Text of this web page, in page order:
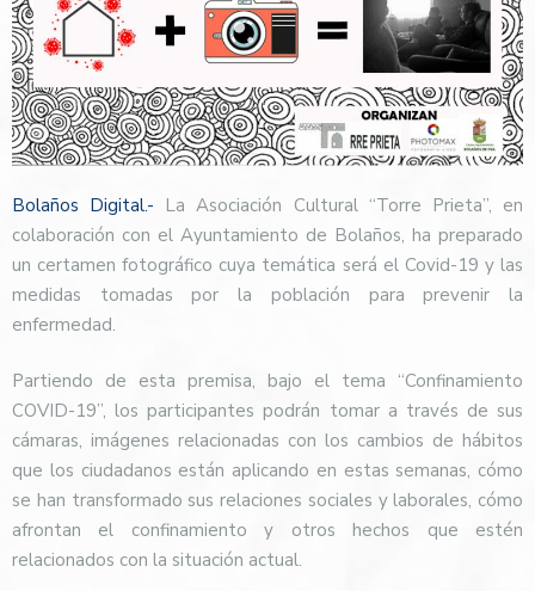
Bolaños Digital.- La Asociación Cultural “Torre Prieta”, en
colaboración con el Ayuntamiento de Bolaños, ha preparado
un certamen fotográfico cuya temática será el Covid-19 y las
medidas tomadas por la población para prevenir la
enfermedad.
Partiendo de esta premisa, bajo el tema “Confinamiento
COVID-19”, los participantes podrán tomar a través de sus
cámaras, imágenes relacionadas con los cambios de hábitos
que los ciudadanos están aplicando en estas semanas, cómo
se han transformado sus relaciones sociales y laborales, cómo
afrontan el confinamiento y otros hechos que estén
relacionados con la situación actual.